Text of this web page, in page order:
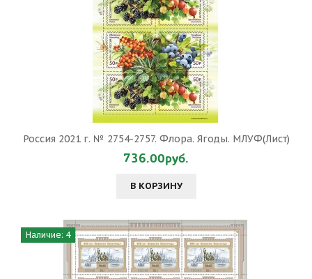
Россия 2021 г. № 2754-2757. Флора. Ягоды. МЛУФ(Лист)
736.00руб.
В КОРЗИНУ
Наличие: 4